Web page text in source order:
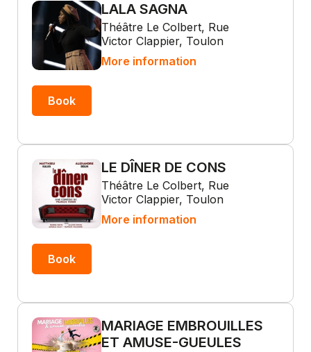
LALA SAGNA
Théâtre Le Colbert, Rue
Victor Clappier, Toulon
More information
Book
LE DÎNER DE CONS
Théâtre Le Colbert, Rue
Victor Clappier, Toulon
More information
Book
MARIAGE EMBROUILLES
ET AMUSE-GUEULES